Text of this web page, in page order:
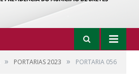
» PORTARIAS 2023 » PORTARIA 056